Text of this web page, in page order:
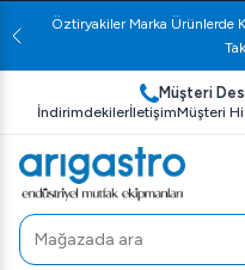
Öztiryakiler Marka Ürünlerde
Müşteri
İndirimdekilerİletişimMüşteri